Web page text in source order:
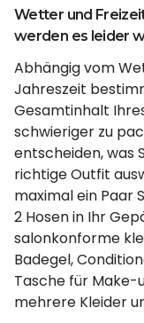
Wetter und
werden es leider
Abhängig vom
Jahreszeit
Gesamtinhalt
schwieriger zu
entscheiden, was
richtige Outfit
maximal ein Paar
2 Hosen in Ihr
salonkonforme
Badegel,
Tasche für Make-
mehrere Kleider